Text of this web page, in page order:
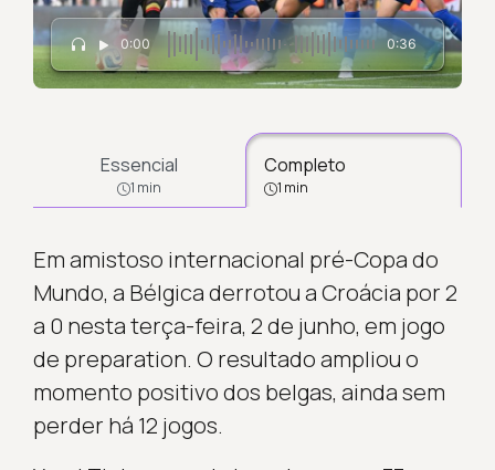
0:00 0:36
Essencial
1 min
Completo
1 min
Em amistoso internacional pré-Copa do
Mundo, a Bélgica derrotou a Croácia por 2
a 0 nesta terça-feira, 2 de junho, em jogo
de preparation. O resultado ampliou o
momento positivo dos belgas, ainda sem
perder há 12 jogos.